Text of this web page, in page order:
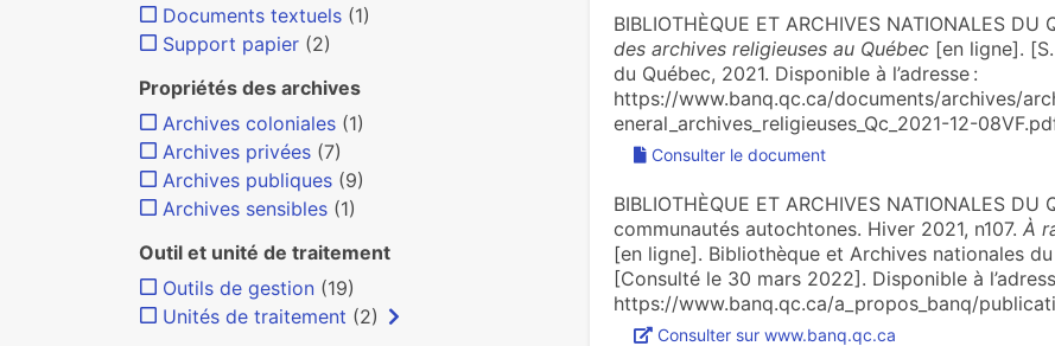
BIBLIOTHÈQUE ET ARCHIVES NATIONALES DU
des archives religieuses au Québec[en ligne].
du Québec, 2021. Disponible à l’adresse :
https://www.banq.qc.ca/documents/archives/
eneral_archives_religieuses_Qc_2021-12-
Consulter le document
BIBLIOTHÈQUE ET ARCHIVES NATIONALES
communautés autochtones. Hiver 2021, n107. À
[en ligne]. Bibliothèque et Archives nationales du
[Consulté le 30 mars 2022]. Disponible à
https://www.banq.qc.ca/a_propos_banq/
Consulter sur www.banq.qc.ca
Documents textuels (1)
Support papier (2)
Propriétés des archives
Archives coloniales (1)
Archives privées (7)
Archives publiques (9)
Archives sensibles (1)
Outil et unité de traitement
Outils de gestion (19)
Unités de traitement (2)